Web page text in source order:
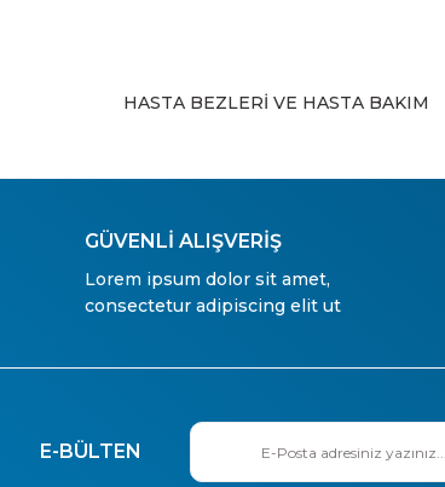
HASTA BEZLERİ VE HASTA BAKIM
GÜVENLİ ALIŞVERİŞ
Lorem ipsum dolor sit amet,
consectetur adipiscing elit ut
E-BÜLTEN